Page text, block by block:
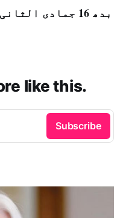
like this.
Subscribe